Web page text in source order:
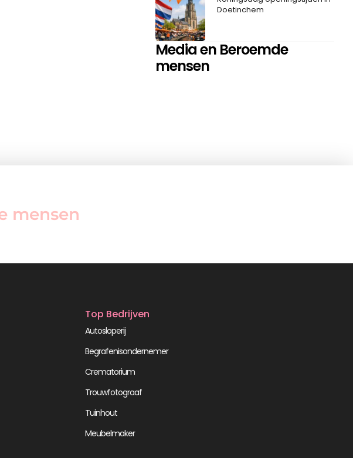
Doetinchem
Media en Beroemde
mensen
mensen
Top Bedrijven
Autosloperij
Begrafenisondernemer
Crematorium
Trouwfotograaf
Tuinhout
Meubelmaker